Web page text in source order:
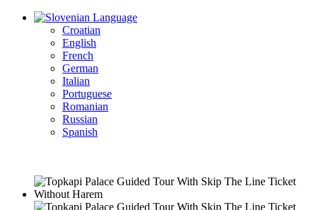
Language
Croatian
English
French
German
Italian
Portuguese
Romanian
Russian
Spanish